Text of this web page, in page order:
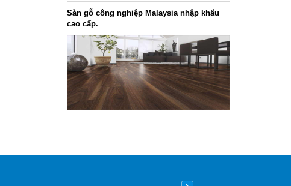
Sàn gỗ công nghiệp Malaysia nhập khẩu
cao cấp.
Nên lát sàn gỗ hay sàn nhựa